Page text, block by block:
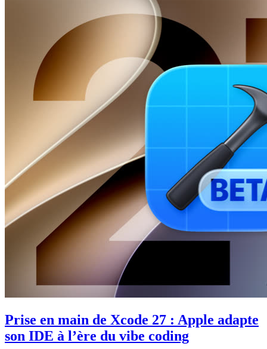
Prise en main de Xcode 27 : Apple adapte
son IDE à l’ère du vibe coding